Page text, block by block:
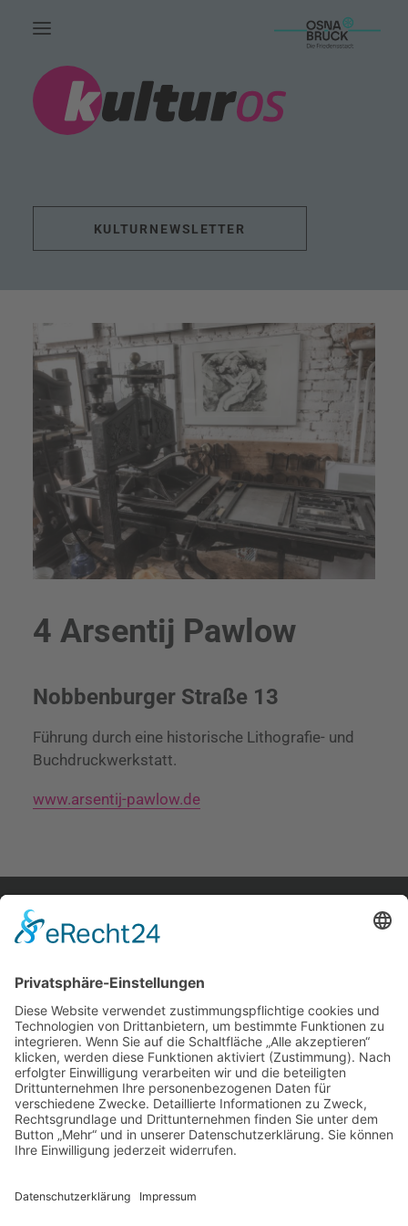
HOME.
AKTUELLES.
FÖRDERUNG.
KONTAKT.
SUCHE
KULTURNEWSLETTER
4 Arsentij Pawlow
Nobbenburger Straße 13
Führung durch eine historische Lithografie- und
Buchdruckwerkstatt.
www.arsentij-pawlow.de
home.
aktuelles.
leute.